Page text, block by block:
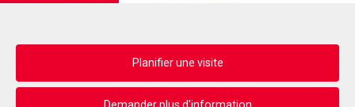
Planifier une visite